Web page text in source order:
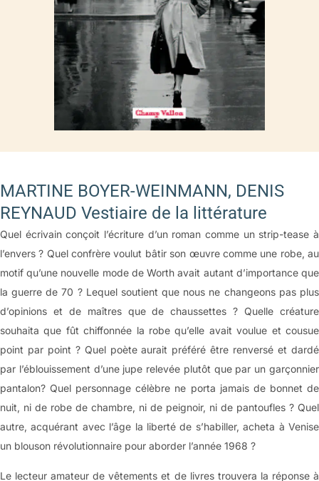
MARTINE BOYER-WEINMANN, DENIS
REYNAUD Vestiaire de la littérature
Quel écrivain conçoit l’écriture d’un roman comme un strip-tease à
l’envers ? Quel confrère voulut bâtir son œuvre comme une robe, au
motif qu’une nouvelle mode de Worth avait autant d’importance que
la guerre de 70 ? Lequel soutient que nous ne changeons pas plus
d’opinions et de maîtres que de chaussettes ? Quelle créature
souhaita que fût chiffonnée la robe qu’elle avait voulue et cousue
point par point ? Quel poète aurait préféré être renversé et dardé
par l’éblouissement d’une jupe relevée plutôt que par un garçonnier
pantalon? Quel personnage célèbre ne porta jamais de bonnet de
nuit, ni de robe de chambre, ni de peignoir, ni de pantoufles ? Quel
autre, acquérant avec l’âge la liberté de s’habiller, acheta à Venise
un blouson révolutionnaire pour aborder l’année 1968 ?
Le lecteur amateur de vêtements et de livres trouvera la réponse à